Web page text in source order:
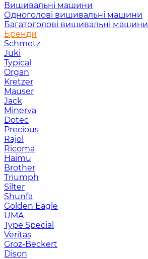
Вишивальні машини
Одноголові вишивальні машини
Багатоголові вишивальні машини
Бренди
Schmetz
Juki
Typical
Organ
Kretzer
Mauser
Jack
Minerva
Dotec
Precious
Rajol
Ricoma
Haimu
Brother
Triumph
Silter
Shunfa
Golden Eagle
UMA
Type Special
Veritas
Groz-Beckert
Dison